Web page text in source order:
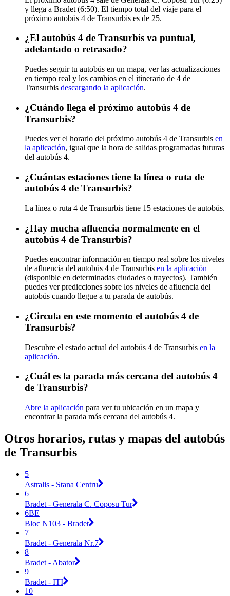
y llega a Bradet (6:50). El tiempo total del viaje para el
próximo autobús 4 de Transurbis es de 25.
¿El autobús 4 de Transurbis va puntual,
adelantado o retrasado?
Puedes seguir tu autobús en un mapa, ver las actualizaciones
en tiempo real y los cambios en el itinerario de 4 de
Transurbis descargando la aplicación.
¿Cuándo llega el próximo autobús 4 de
Transurbis?
Puedes ver el horario del próximo autobús 4 de Transurbis en
la aplicación, igual que la hora de salidas programadas futuras
del autobús 4.
¿Cuántas estaciones tiene la línea o ruta de
autobús 4 de Transurbis?
La línea o ruta 4 de Transurbis tiene 15 estaciones de autobús.
¿Hay mucha afluencia normalmente en el
autobús 4 de Transurbis?
Puedes encontrar información en tiempo real sobre los niveles
de afluencia del autobús 4 de Transurbis en la aplicación
(disponible en determinadas ciudades o trayectos). También
puedes ver predicciones sobre los niveles de afluencia del
autobús cuando llegue a tu parada de autobús.
¿Circula en este momento el autobús 4 de
Transurbis?
Descubre el estado actual del autobús 4 de Transurbis en la
aplicación.
¿Cuál es la parada más cercana del autobús 4
de Transurbis?
Abre la aplicación para ver tu ubicación en un mapa y
encontrar la parada más cercana del autobús 4.
Otros horarios, rutas y mapas del autobús
de Transurbis
5
Astralis - Stana Centru
6
Bradet - Generala C. Coposu Tur
6BE
Bloc N103 - Bradet
7
Bradet - Generala Nr.7
8
Bradet - Abator
9
Bradet - ITI
10